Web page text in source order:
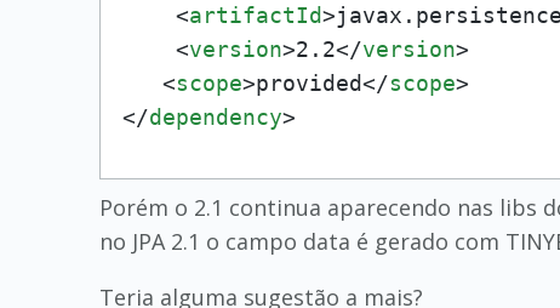
<artifactId>
<version>2.2</version>
<scope>provided</scope>
</dependency>
Porém o 2.1 continua aparecendo nas libs
no JPA 2.1 o campo data é gerado com
Teria alguma sugestão a mais?